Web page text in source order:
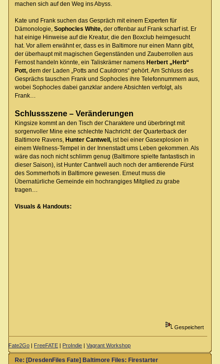
machen sich auf den Weg ins Abyss.
Kate und Frank suchen das Gespräch mit einem Experten für
Dämonologie, Sophocles White, der offenbar auf Frank scharf ist. Er
hat einige Hinweise auf die Kreatur, die den Boxclub heimgesucht
hat. Vor allem erwähnt er, dass es in Baltimore nur einen Mann gibt,
der überhaupt mit magischen Gegenständen und Zauberrollen aus
Fernost handeln könnte, ein Taliskrämer namens Herbert „Herb“
Pott, dem der Laden „Potts and Cauldrons“ gehört. Am Schluss des
Gesprächs tauschen Frank und Sophocles ihre Telefonnummern aus,
wobei Sophocles dabei ganzklar andere Absichten verfolgt, als
Frank…
Schlussszene – Veränderungen
Kingsize kommt an den Tisch der Charaktere und überbringt mit
sorgenvoller Mine eine schlechte Nachricht: der Quarterback der
Baltimore Ravens, Hunter Cantwell,ist bei einer Gasexplosion in
einem Wellness-Tempel in der Innenstadt ums Leben gekommen. Als
wäre das noch nicht schlimm genug (Baltimore spielte fantastisch in
dieser Saison), ist Hunter Cantwell auch noch der amtierende Fürst
des Sommerhofs in Baltimore gewesen. Erneut muss die
Übernatürliche Gemeinde ein hochrangiges Mitglied zu grabe
tragen…
Visuals & Handouts:
Gespeichert
Fate2Go | FreeFATE | ProIndie |Vagrant Workshop
Re: [DresdenFiles Fate] Baltimore Files: Firestarter